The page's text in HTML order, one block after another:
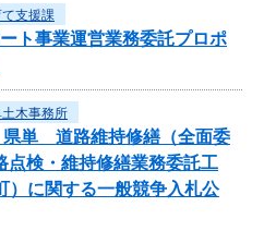
支援課
ト事業運営業務委託プロポ
木事務所
単 道路維持修繕（全面委
検・維持修繕業務委託工
）に関する一般競争入札公